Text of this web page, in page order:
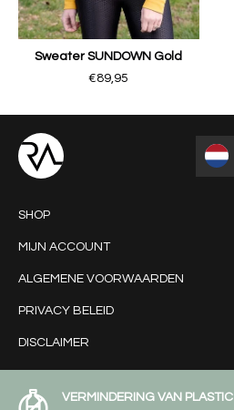
Sweater SUNDOWN Gold
€89,95
SHOP
MIJN ACCOUNT
ALGEMENE VOORWAARDEN
PRIVACY BELEID
DISCLAIMER
VERMINDERING VAN PLASTIC